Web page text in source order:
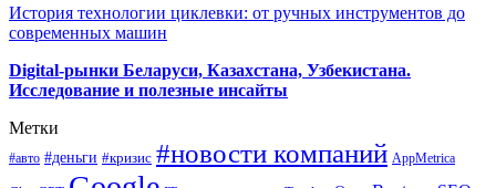
История технологии циклевки: от ручных инструментов до
современных машин
Digital-рынки Беларуси, Казахстана, Узбекистана.
Исследование и полезные инсайты
Метки
#авто #деньги #кризис #новости компаний AppMetrica